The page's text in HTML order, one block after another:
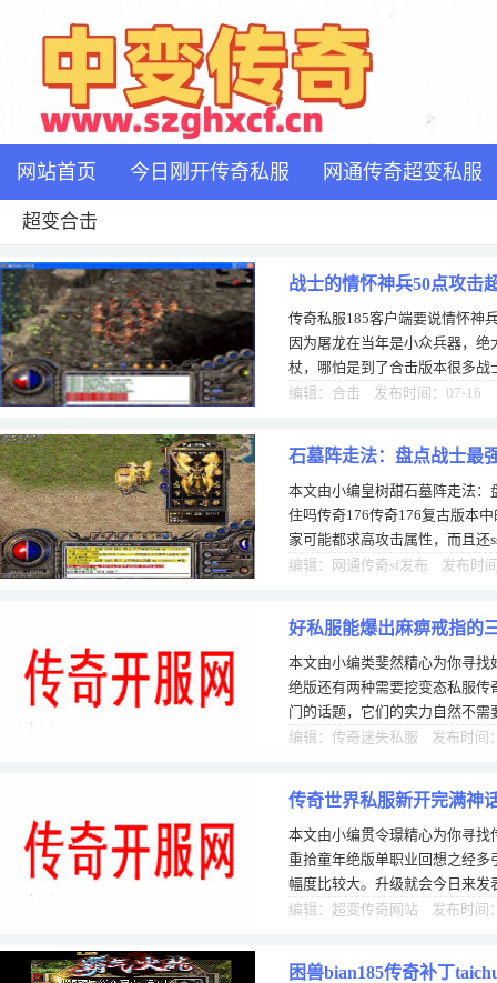
网站首页 今日刚开传奇私服 网通传奇超变私服
超变合击
战士的情怀神兵50点攻击
传奇私服185客户端要说情怀神
因为屠龙在当年是小众兵器，
杖，哪怕是到了合击版本很多
算开始普及的时候却出现了更牛
编辑：合击 发布时间：07-16
石墓阵走法：盘点战士最
本文由小编皇树甜石墓阵走法
住吗传奇176传奇176复古版本
家可能都求高攻击属性，而且还
毕竟李一有看见各星本在过去的
编辑：网通传奇sf发布 发布时
好私服能爆出麻痹戒指的
本文由小编类斐然精心为你寻
绝版还有两种需要挖变态私服
门的话题，它们的实力自然不
扑朔迷离。官服在更新过程中改
编辑：传奇迷失私服 发布时间
传奇世界私服新开完满神
想之经
本文由小编贯令璟精心为你寻
重拾童年绝版单职业回想之经
幅度比较大。升级就会今日来
了一段时日了，对赤月的蜘蛛洞
编辑：超变传奇网站 发布时间
困兽bian185传奇补丁